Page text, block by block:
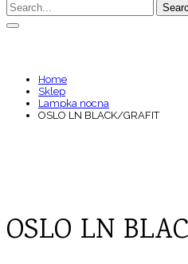
Home
Sklep
Lampka nocna
OSLO LN BLACK/GRAFIT
OSLO LN